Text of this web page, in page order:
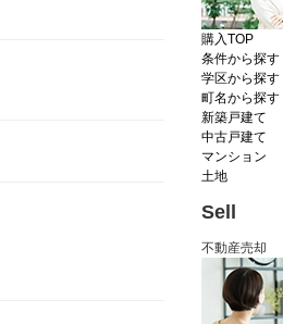
購入TOP
条件から探す
学区から探す
町名から探す
新築戸建て
中古戸建て
マンション
土地
Sell
不動産売却